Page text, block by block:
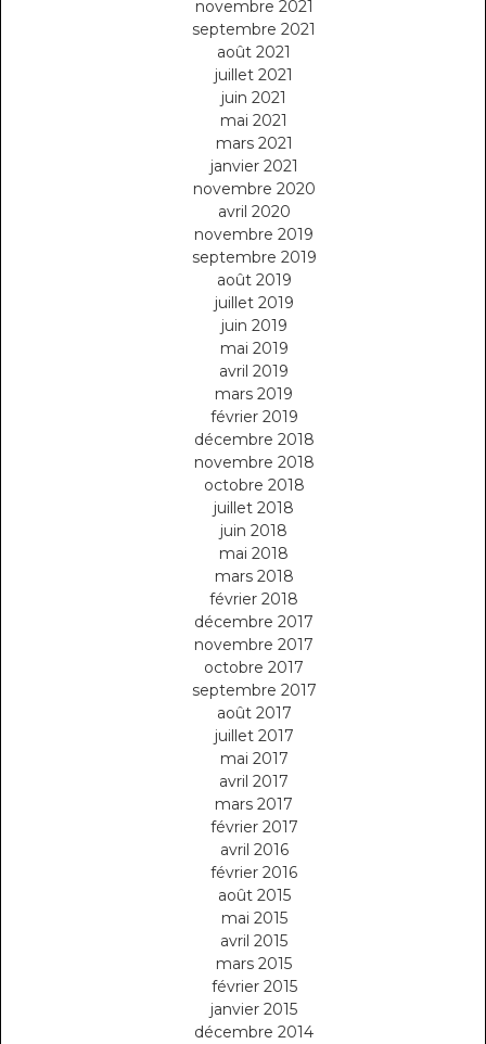
novembre 2021
septembre 2021
août 2021
juillet 2021
juin 2021
mai 2021
mars 2021
janvier 2021
novembre 2020
avril 2020
novembre 2019
septembre 2019
août 2019
juillet 2019
juin 2019
mai 2019
avril 2019
mars 2019
février 2019
décembre 2018
novembre 2018
octobre 2018
juillet 2018
juin 2018
mai 2018
mars 2018
février 2018
décembre 2017
novembre 2017
octobre 2017
septembre 2017
août 2017
juillet 2017
mai 2017
avril 2017
mars 2017
février 2017
avril 2016
février 2016
août 2015
mai 2015
avril 2015
mars 2015
février 2015
janvier 2015
décembre 2014